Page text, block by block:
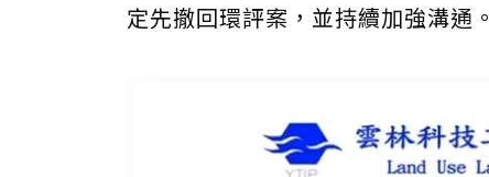
定先撤回環評案，並持續加強溝通。